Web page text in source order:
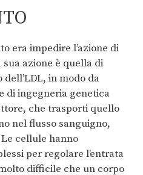
era impedire l’azione di
sua azione è quella di
in modo da
di ingegneria genetica
che trasporti quello
nel flusso sanguigno,
cellule hanno
per regolare l’entrata
difficile che un corpo